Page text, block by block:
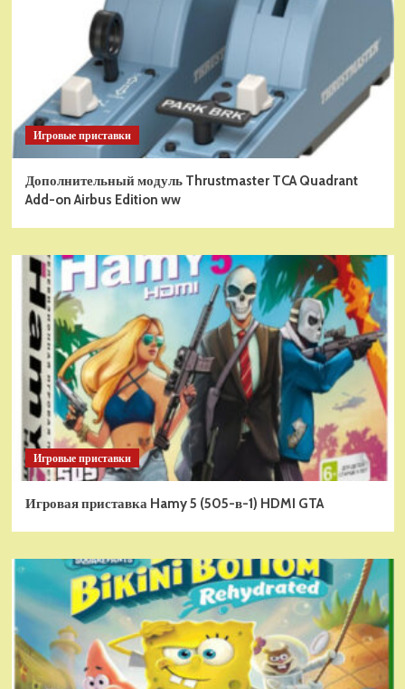
Игровые приставки
Дополнительный модуль Thrustmaster TCA Quadrant
Add-on Airbus Edition ww
Игровые приставки
Игровая приставка Hamy 5 (505-в-1) HDMI GTA